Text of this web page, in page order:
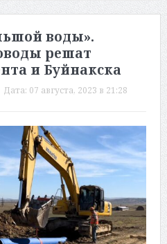
воды».
решат
и Буйнакска
Дата: 07 августа, 2023 в 21:28